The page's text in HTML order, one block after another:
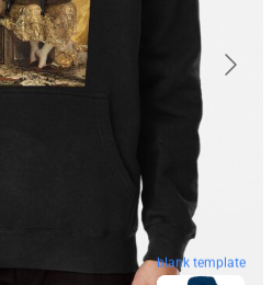
blank template